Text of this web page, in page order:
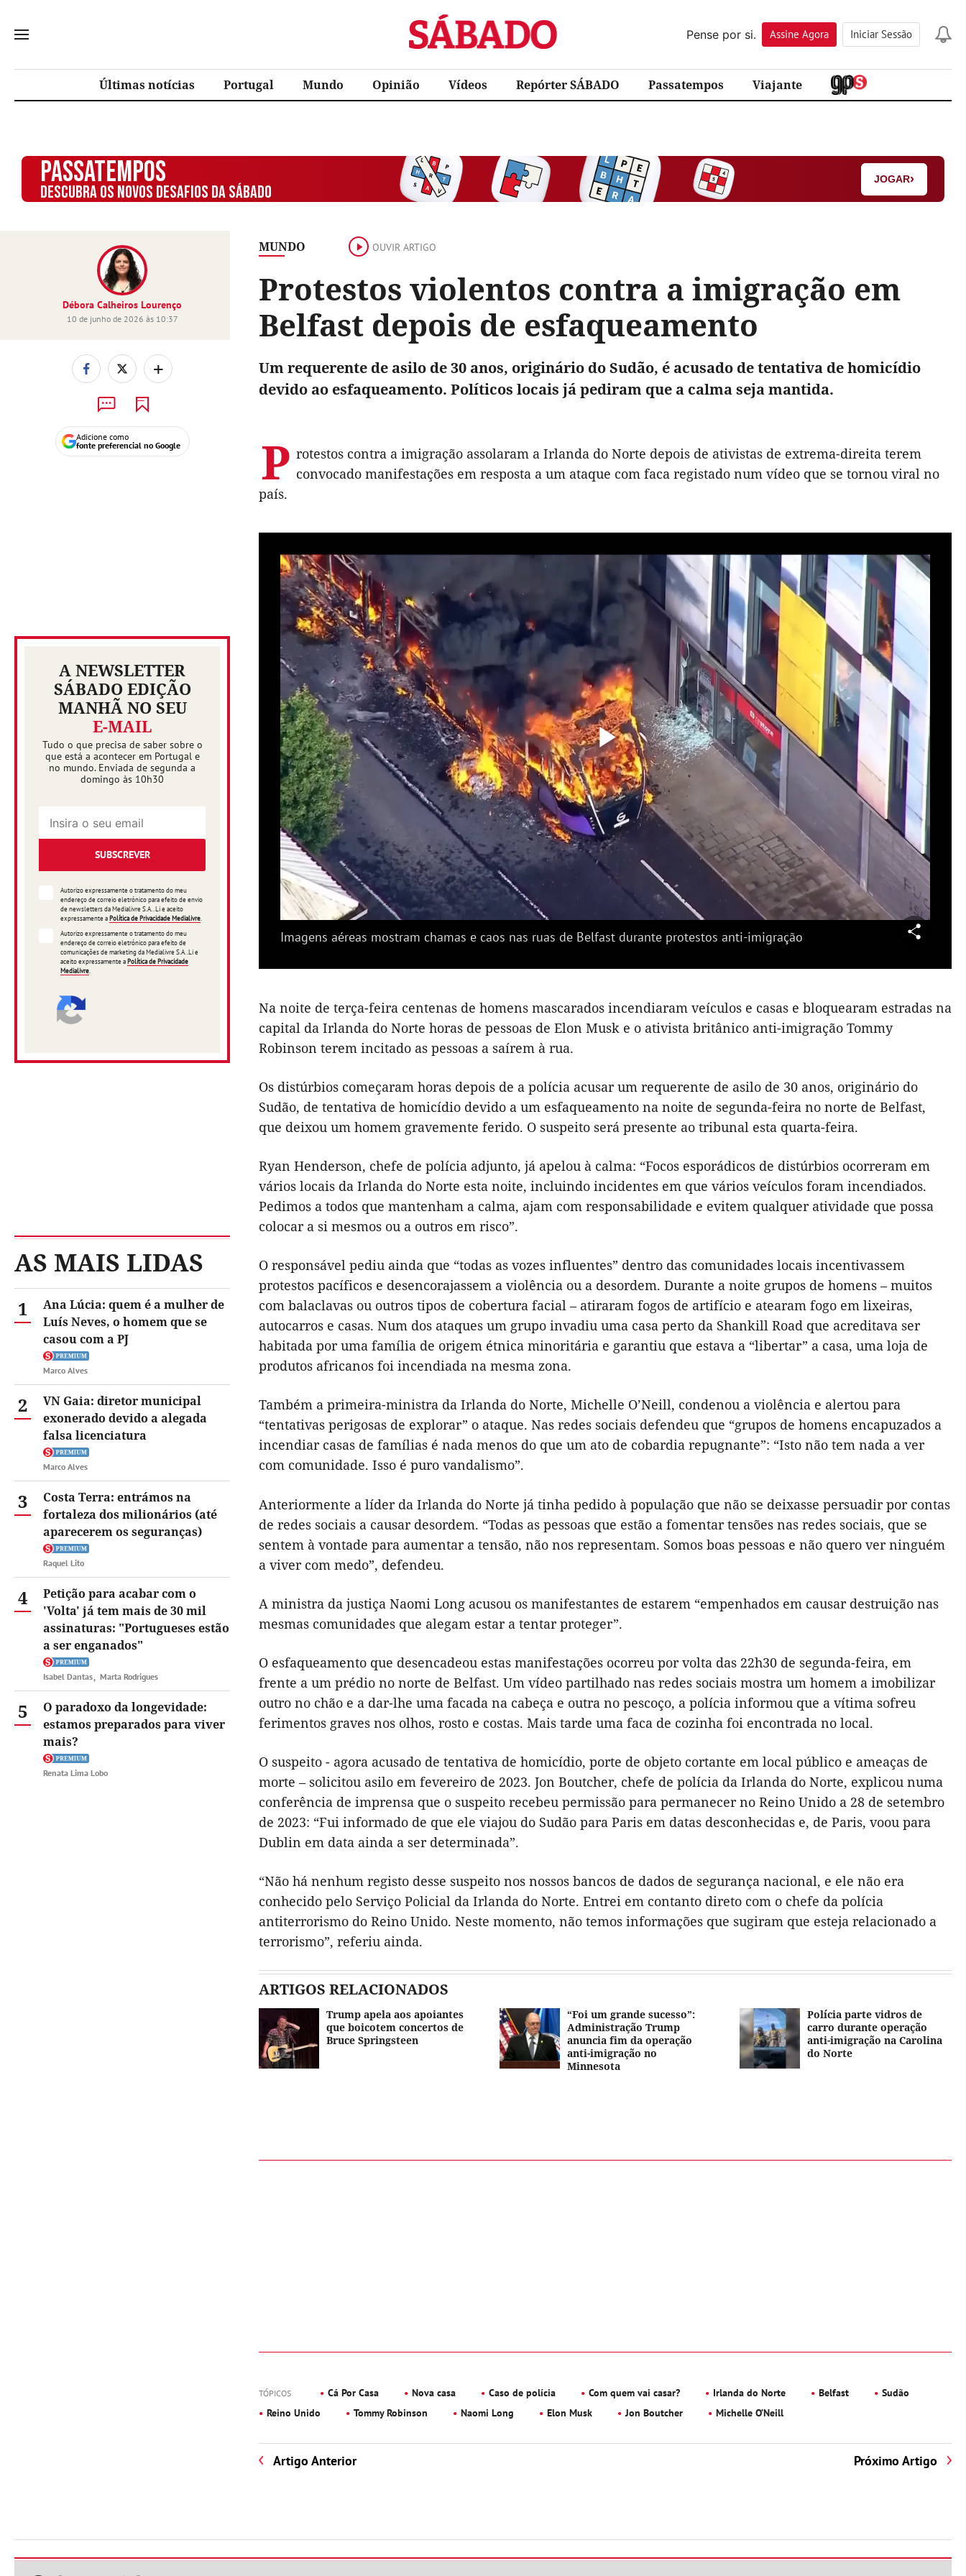
Sábado
Pense por si.
Assine Agora Iniciar Sessão
Últimas notícias Portugal Mundo Opinião Vídeos Repórter SÁBADO Passatempos Viajante
PASSATEMPOS
DESCUBRA OS NOVOS DESAFIOS DA SÁBADO
JOGAR›
MUNDO OUVIR ARTIGO
Protestos violentos contra a imigração em
Belfast depois de esfaqueamento
Débora Calheiros Lourenço
10 de junho de 2026 às 10:37
+
Adicione como
fonte preferencial no Google
A NEWSLETTER
SÁBADO EDIÇÃO
MANHÃ NO SEU
E-MAIL
Tudo o que precisa de saber sobre o
que está a acontecer em Portugal e
no mundo. Enviada de segunda a
domingo às 10h30
SUBSCREVER
Autorizo expressamente o tratamento do meu
endereço de correio eletrónico para efeito de envio
de newsletters da Medialivre S.A.. Li e aceito
expressamente aPolítica de Privacidade Medialivre
Autorizo expressamente o tratamento do meu
endereço de correio eletrónico para efeito de
comunicações de marketing da Medialivre S.A..Li e
aceito expressamente aPolítica de Privacidade
Medialivre
AS MAIS LIDAS
1
Ana Lúcia: quem é a mulher de
Luís Neves, o homem que se
casou com a PJ
Marco Alves
2
VN Gaia: diretor municipal
exonerado devido a alegada
falsa licenciatura
Marco Alves
3
Costa Terra: entrámos na
fortaleza dos milionários (até
aparecerem os seguranças)
Raquel Lito
4
Petição para acabar com o
'Volta' já tem mais de 30 mil
assinaturas: "Portugueses estão
a ser enganados"
Isabel Dantas Marta Rodrigues
5
O paradoxo da longevidade:
estamos preparados para viver
mais?
Renata Lima Lobo
Um requerente de asilo de 30 anos, originário do Sudão, é acusado de tentativa de homicídio
devido ao esfaqueamento. Políticos locais já pediram que a calma seja mantida.
P rotestos contra a imigração assolaram a Irlanda do Norte depois de ativistas de extrema-direita terem
convocado manifestações em resposta a um ataque com faca registado num vídeo que se tornou viral no
país.
Reproduzir
Vídeo
Imagens aéreas mostram chamas e caos nas ruas de Belfast durante protestos anti-imigração
Na noite de terça-feira centenas de homens mascarados incendiaram veículos e casas e bloquearam estradas na
capital da Irlanda do Norte horas de pessoas de Elon Musk e o ativista britânico anti-imigração Tommy
Robinson terem incitado as pessoas a saírem à rua.
Os distúrbios começaram horas depois de a polícia acusar um requerente de asilo de 30 anos, originário do
Sudão, de tentativa de homicídio devido a um esfaqueamento na noite de segunda-feira no norte de Belfast,
que deixou um homem gravemente ferido. O suspeito será presente ao tribunal esta quarta-feira.
Ryan Henderson, chefe de polícia adjunto, já apelou à calma: “Focos esporádicos de distúrbios ocorreram em
vários locais da Irlanda do Norte esta noite, incluindo incidentes em que vários veículos foram incendiados.
Pedimos a todos que mantenham a calma, ajam com responsabilidade e evitem qualquer atividade que possa
colocar a si mesmos ou a outros em risco”.
O responsável pediu ainda que “todas as vozes influentes” dentro das comunidades locais incentivassem
protestos pacíficos e desencorajassem a violência ou a desordem. Durante a noite grupos de homens – muitos
com balaclavas ou outros tipos de cobertura facial – atiraram fogos de artifício e atearam fogo em lixeiras,
autocarros e casas. Num dos ataques um grupo invadiu uma casa perto da Shankill Road que acreditava ser
habitada por uma família de origem étnica minoritária e garantiu que estava a “libertar” a casa, uma loja de
produtos africanos foi incendiada na mesma zona.
Também a primeira-ministra da Irlanda do Norte, Michelle O’Neill, condenou a violência e alertou para
“tentativas perigosas de explorar” o ataque. Nas redes sociais defendeu que “grupos de homens encapuzados a
incendiar casas de famílias é nada menos do que um ato de cobardia repugnante”: “Isto não tem nada a ver
com comunidade. Isso é puro vandalismo”.
Anteriormente a líder da Irlanda do Norte já tinha pedido à população que não se deixasse persuadir por contas
de redes sociais a causar desordem. “Todas as pessoas que estão a fomentar tensões nas redes sociais, que se
sentem à vontade para aumentar a tensão, não nos representam. Somos boas pessoas e não quero ver ninguém
a viver com medo”, defendeu.
A ministra da justiça Naomi Long acusou os manifestantes de estarem “empenhados em causar destruição nas
mesmas comunidades que alegam estar a tentar proteger”.
O esfaqueamento que desencadeou estas manifestações ocorreu por volta das 22h30 de segunda-feira, em
frente a um prédio no norte de Belfast. Um vídeo partilhado nas redes sociais mostra um homem a imobilizar
outro no chão e a dar-lhe uma facada na cabeça e outra no pescoço, a polícia informou que a vítima sofreu
ferimentos graves nos olhos, rosto e costas. Mais tarde uma faca de cozinha foi encontrada no local.
O suspeito - agora acusado de tentativa de homicídio, porte de objeto cortante em local público e ameaças de
morte – solicitou asilo em fevereiro de 2023. Jon Boutcher, chefe de polícia da Irlanda do Norte, explicou numa
conferência de imprensa que o suspeito recebeu permissão para permanecer no Reino Unido a 28 de setembro
de 2023: “Fui informado de que ele viajou do Sudão para Paris em datas desconhecidas e, de Paris, voou para
Dublin em data ainda a ser determinada”.
“Não há nenhum registo desse suspeito nos nossos bancos de dados de segurança nacional, e ele não era
conhecido pelo Serviço Policial da Irlanda do Norte. Entrei em contanto direto com o chefe da polícia
antiterrorismo do Reino Unido. Neste momento, não temos informações que sugiram que esteja relacionado a
terrorismo”, referiu ainda.
ARTIGOS RELACIONADOS
Trump apela aos apoiantes
que boicotem concertos de
Bruce Springsteen
“Foi um grande sucesso”:
Administração Trump
anuncia fim da operação
anti-imigração no
Minnesota
Polícia parte vidros de
carro durante operação
anti-imigração na Carolina
do Norte
TÓPICOS Cá Por Casa Nova casa Caso de polícia Com quem vai casar? Irlanda do Norte Belfast
Sudão
Reino Unido
Tommy Robinson Naomi Long Elon Musk Jon Boutcher Michelle O’Neill
Artigo Anterior Próximo Artigo